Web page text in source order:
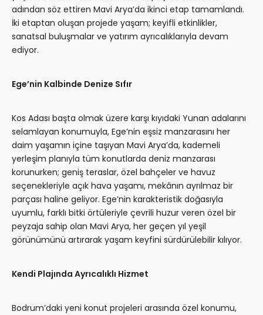
adından söz ettiren Mavi Arya’da ikinci etap tamamlandı.
İki etaptan oluşan projede yaşam; keyifli etkinlikler,
sanatsal buluşmalar ve yatırım ayrıcalıklarıyla devam
ediyor.
Ege’nin Kalbinde Denize Sıfır
Kos Adası başta olmak üzere karşı kıyıdaki Yunan adalarını
selamlayan konumuyla, Ege’nin eşsiz manzarasını her
daim yaşamın içine taşıyan Mavi Arya’da, kademeli
yerleşim planıyla tüm konutlarda deniz manzarası
korunurken; geniş teraslar, özel bahçeler ve havuz
seçenekleriyle açık hava yaşamı, mekânın ayrılmaz bir
parçası haline geliyor. Ege’nin karakteristik doğasıyla
uyumlu, farklı bitki örtüleriyle çevrili huzur veren özel bir
peyzaja sahip olan Mavi Arya, her geçen yıl yeşil
görünümünü artırarak yaşam keyfini sürdürülebilir kılıyor.
Kendi Plajında Ayrıcalıklı Hizmet
Bodrum’daki yeni konut projeleri arasında özel konumu,